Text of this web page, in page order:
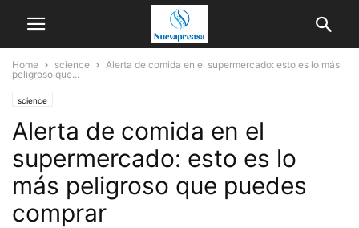
Home science
Alerta de comida en el supermercado: esto es lo más
peligroso que...
science
Alerta de comida en el
supermercado: esto es lo
más peligroso que puedes
comprar